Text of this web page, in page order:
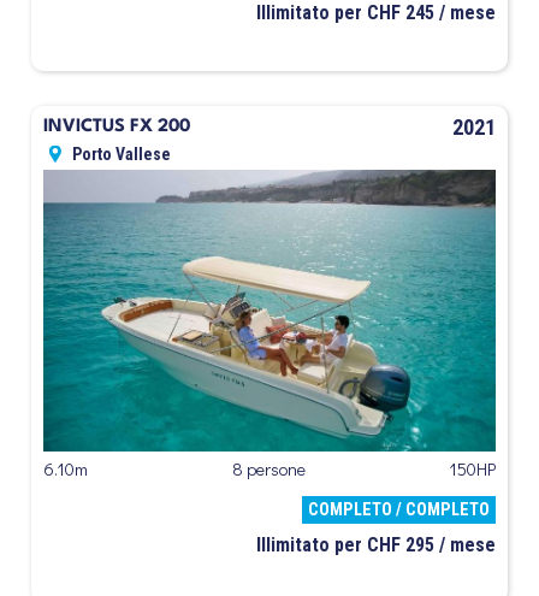
Illimitato per CHF 245 / mese
INVICTUS FX 200 2021
Porto Vallese
6.10m 8 persone 150HP
COMPLETO / COMPLETO
Illimitato per CHF 295 / mese